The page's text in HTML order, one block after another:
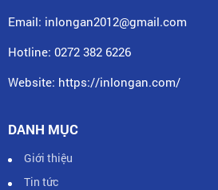
Email: inlongan2012@gmail.com
Hotline: 0272 382 6226
Website: https://inlongan.com/
DANH MỤC
Giới thiệu
Tin tức